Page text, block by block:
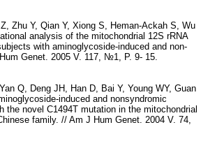
Zhu Y, Qian Y, Xiong S, Heman-Ackah S, Wu
analysis of the mitochondrial 12S rRNA
with aminoglycoside-induced and non-
Genet. 2005 V. 117, №1, P. 9- 15.
Q, Deng JH, Han D, Bai Y, Young WY, Guan
induced and nonsyndromic
the novel C1494T mutation in the mitochondrial
family. // Am J Hum Genet. 2004 V. 74,